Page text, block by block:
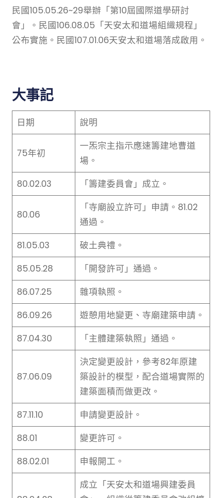
民國105.05.26~29舉辦「第10屆國際道學研討
會」。民國106.08.05「天安太和道場組織規程」
公布實施。民國107.01.06天安太和道場落成啟用。
大事記
日期 說明
75年初
一炁宗主指示應速籌建地曹道
場。
80.02.03
「籌建委員會」成立。
80.06
「寺廟設立許可」申請。81.02
通過。
81.05.03
破土典禮。
85.05.28
「開發許可」通過。
86.07.25
雜項執照。
86.09.26
遊憩用地變更、寺廟建築申請。
87.04.30
「主體建築執照」通過。
87.06.09
決定變更設計，參考82年原建
築設計的模型，配合道場實際的
建築面積而做更改。
87.11.10
申請變更設計。
88.01
變更許可。
88.02.01
申報開工。
成立「天安太和道場興建委員